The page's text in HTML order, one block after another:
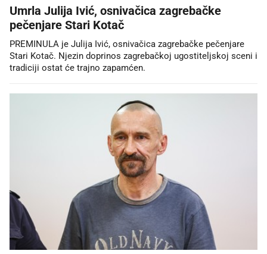
Umrla Julija Ivić, osnivačica zagrebačke
pečenjare Stari Kotač
PREMINULA je Julija Ivić, osnivačica zagrebačke pečenjare
Stari Kotač. Njezin doprinos zagrebačkoj ugostiteljskoj sceni i
tradiciji ostat će trajno zapamćen.